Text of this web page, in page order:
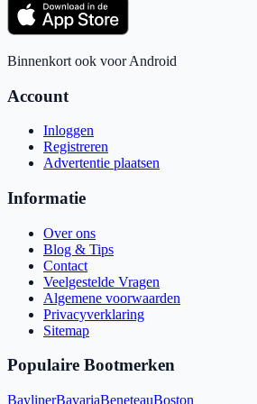
Binnenkort ook voor Android
Account
Inloggen
Registreren
Advertentie plaatsen
Informatie
Over ons
Blog & Tips
Contact
Veelgestelde Vragen
Algemene voorwaarden
Privacyverklaring
Sitemap
Populaire Bootmerken
BaylinerBavariaBeneteauBoston